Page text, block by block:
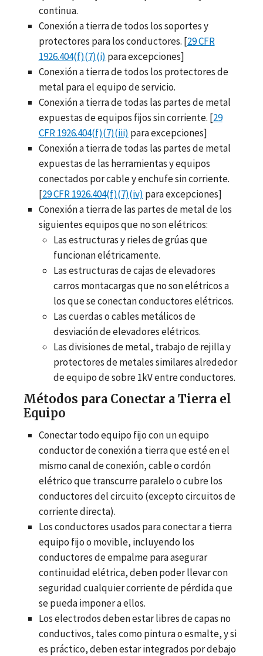
continua.
Conexión a tierra de todos los soportes y
protectores para los conductores. [29 CFR
1926.404(f)(7)(i) para excepciones]
Conexión a tierra de todos los protectores de
metal para el equipo de servicio.
Conexión a tierra de todas las partes de metal
expuestas de equipos fijos sin corriente. [29
CFR 1926.404(f)(7)(iii) para excepciones]
Conexión a tierra de todas las partes de metal
expuestas de las herramientas y equipos
conectados por cable y enchufe sin corriente.
[29 CFR 1926.404(f)(7)(iv) para excepciones]
Conexión a tierra de las partes de metal de los
siguientes equipos que no son elétricos:
Las estructuras y rieles de grúas que
funcionan elétricamente.
Las estructuras de cajas de elevadores
carros montacargas que no son elétricos a
los que se conectan conductores elétricos.
Las cuerdas o cables metálicos de
desviación de elevadores elétricos.
Las divisiones de metal, trabajo de rejilla y
protectores de metales similares alrededor
de equipo de sobre 1kV entre conductores.
Métodos para Conectar a Tierra el
Equipo
Conectar todo equipo fijo con un equipo
conductor de conexión a tierra que esté en el
mismo canal de conexión, cable o cordón
elétrico que transcurre paralelo o cubre los
conductores del circuito (excepto circuitos de
corriente directa).
Los conductores usados para conectar a tierra
equipo fijo o movible, incluyendo los
conductores de empalme para asegurar
continuidad elétrica, deben poder llevar con
seguridad cualquier corriente de pérdida que
se pueda imponer a ellos.
Los electrodos deben estar libres de capas no
conductivos, tales como pintura o esmalte, y si
es práctico, deben estar integrados por debajo